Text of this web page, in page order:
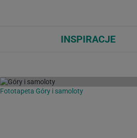
INSPIRACJE
Fototapeta Góry i samoloty